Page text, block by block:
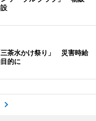
茶水かけ祭り」 災害時給
的に